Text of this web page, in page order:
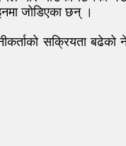
जोडिएका छन् ।
सक्रियता बढेको